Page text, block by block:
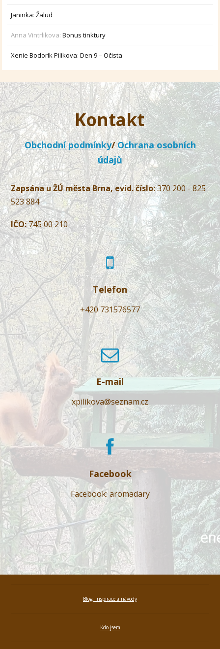
Janinka:Žalud
Anna Vintrlikova:Bonus tinktury
Xenie Bodorík Pilíkova:Den 9 – Očista
Kontakt
Obchodní podmínky/Ochrana osobních
údajů
Zapsána u ŽÚ města Brna, evid. číslo:370 200 - 825
523 884
IČO:745 00 210
Telefon
+420 731576577
E-mail
xpilikova@seznam.cz
Facebook
Facebook: aromadary
Blog, inspirace a návody
Kdo jsem